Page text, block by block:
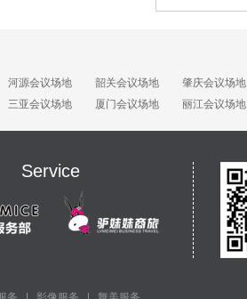
河源会议场地 韶关会议场地 肇庆会议场地
三亚会议场地 厦门会议场地 丽江会议场地
Service